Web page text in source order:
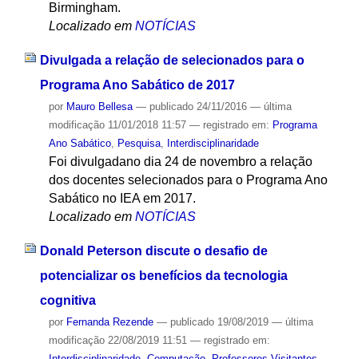
Birmingham.
Localizado em NOTÍCIAS
Divulgada a relação de selecionados para o
Programa Ano Sabático de 2017
por Mauro Bellesa — publicado24/11/2016 — última
modificação11/01/2018 11:57 — registrado em: Programa
Ano Sabático, Pesquisa, Interdisciplinaridade
Foi divulgadano dia 24 de novembro a relação
dos docentes selecionados para o Programa Ano
Sabático no IEA em 2017.
Localizado em NOTÍCIAS
Donald Peterson discute o desafio de
potencializar os benefícios da tecnologia
cognitiva
por Fernanda Rezende — publicado19/08/2019 — última
modificação22/08/2019 11:51 — registrado em: